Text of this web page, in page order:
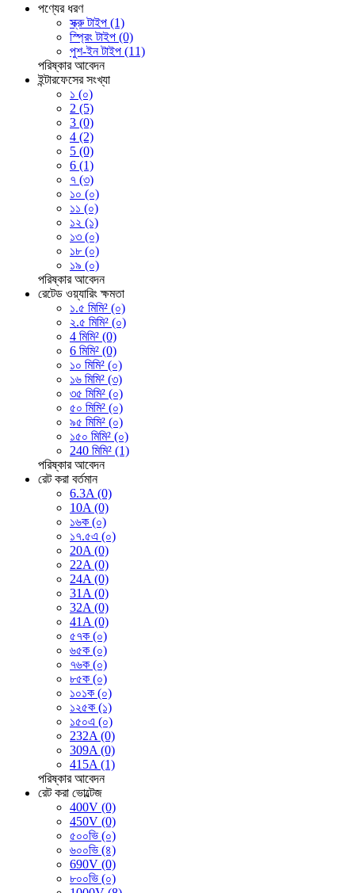
পণ্যের ধরণ
স্ক্রু টাইপ (1)
স্প্রিং টাইপ (0)
পুশ-ইন টাইপ (11)
পরিষ্কার আবেদন
ইন্টারফেসের সংখ্যা
১ (০)
2 (5)
3 (0)
4 (2)
5 (0)
6 (1)
৭ (৩)
১০ (০)
১১ (০)
১২ (১)
১৩ (০)
১৮ (০)
১৯ (০)
পরিষ্কার আবেদন
রেটেড ওয়্যারিং ক্ষমতা
১.৫ মিমি² (০)
২.৫ মিমি² (০)
4 মিমি² (0)
6 মিমি² (0)
১০ মিমি² (০)
১৬ মিমি² (৩)
৩৫ মিমি² (০)
৫০ মিমি² (০)
৯৫ মিমি² (০)
১৫০ মিমি² (০)
240 মিমি² (1)
পরিষ্কার আবেদন
রেট করা বর্তমান
6.3A (0)
10A (0)
১৬ক (০)
১৭.৫এ (০)
20A (0)
22A (0)
24A (0)
31A (0)
32A (0)
41A (0)
৫৭ক (০)
৬৫ক (০)
৭৬ক (০)
৮৫ক (০)
১০১ক (০)
১২৫ক (১)
১৫০এ (০)
232A (0)
309A (0)
415A (1)
পরিষ্কার আবেদন
রেট করা ভোল্টেজ
400V (0)
450V (0)
৫০০ভি (০)
৬০০ভি (৪)
690V (0)
৮০০ভি (০)